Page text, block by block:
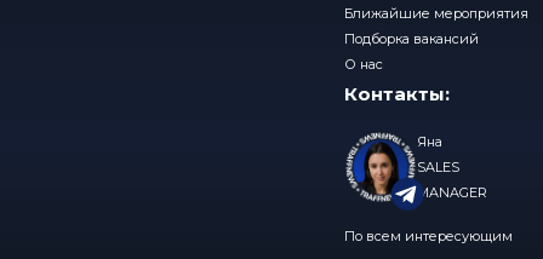
Ближайшие мероприятия
Подборка вакансий
О нас
Контакты:
Яна
SALES
MANAGER
По всем интересующим